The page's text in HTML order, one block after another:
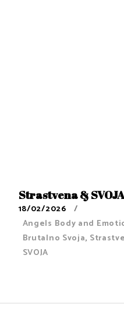
Strastvena & SVOJA
18/02/2026
Angels Body and
Brutalno Svoja,
SVOJA